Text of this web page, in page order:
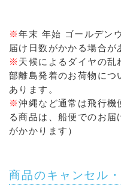
※年末 年始 ゴールデン
届け日数がかかる場合が
※ 天候によるダイヤの乱
部離島発着のお荷物につ
あります。
※沖縄など通常は飛行機
る商品は、船便でのお
がかかります）
商品のキャンセル